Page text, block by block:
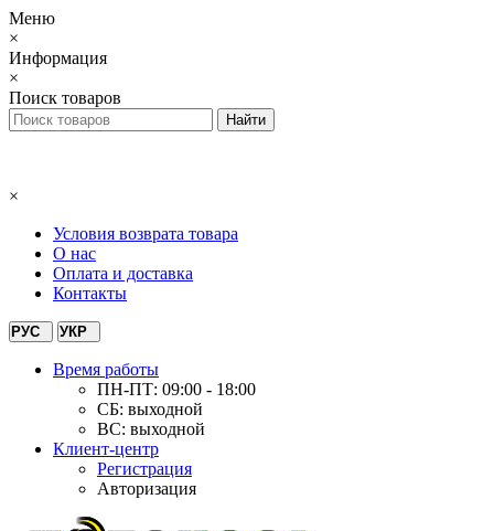
Меню
×
Информация
×
Поиск товаров
×
Условия возврата товара
О нас
Оплата и доставка
Контакты
РУС УКР
Время работы
ПН-ПТ: 09:00 - 18:00
СБ: выходной
ВС: выходной
Клиент-центр
Регистрация
Авторизация